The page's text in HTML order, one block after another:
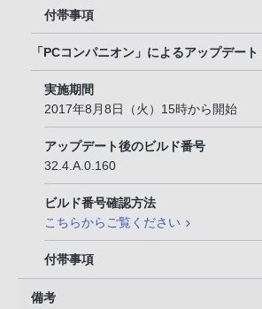
付帯事項
「PCコンパニオン」によるアップデート
実施期間
2017年8月8日（火）15時から開始
アップデート後のビルド番号
32.4.A.0.160
ビルド番号確認方法
こちらからご覧ください
付帯事項
備考